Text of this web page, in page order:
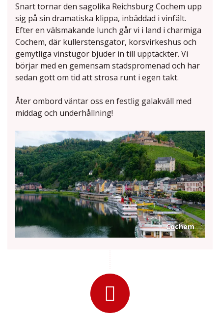
Snart tornar den sagolika Reichsburg Cochem upp
sig på sin dramatiska klippa, inbäddad i vinfält.
Efter en välsmakande lunch går vi i land i charmiga
Cochem, där kullerstensgator, korsvirkeshus och
gemytliga vinstugor bjuder in till upptäckter. Vi
börjar med en gemensam stadspromenad och har
sedan gott om tid att strosa runt i egen takt.
Åter ombord väntar oss en festlig galakväll med
middag och underhållning!
Cochem